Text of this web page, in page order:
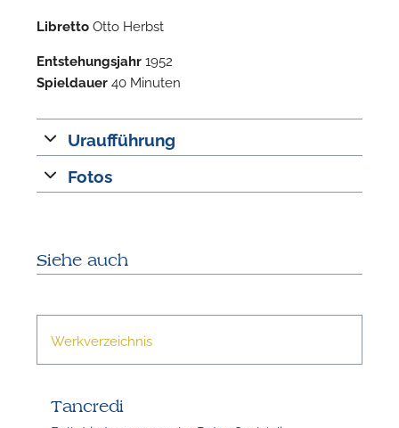
Libretto Otto Herbst
Entstehungsjahr 1952
Spieldauer 40 Minuten
Uraufführung
Fotos
Siehe auch
Werkverzeichnis
Tancredi